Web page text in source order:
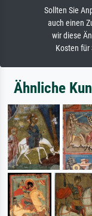
Sollten Sie
auch einen
wir diese
Kosten für
Ähnliche